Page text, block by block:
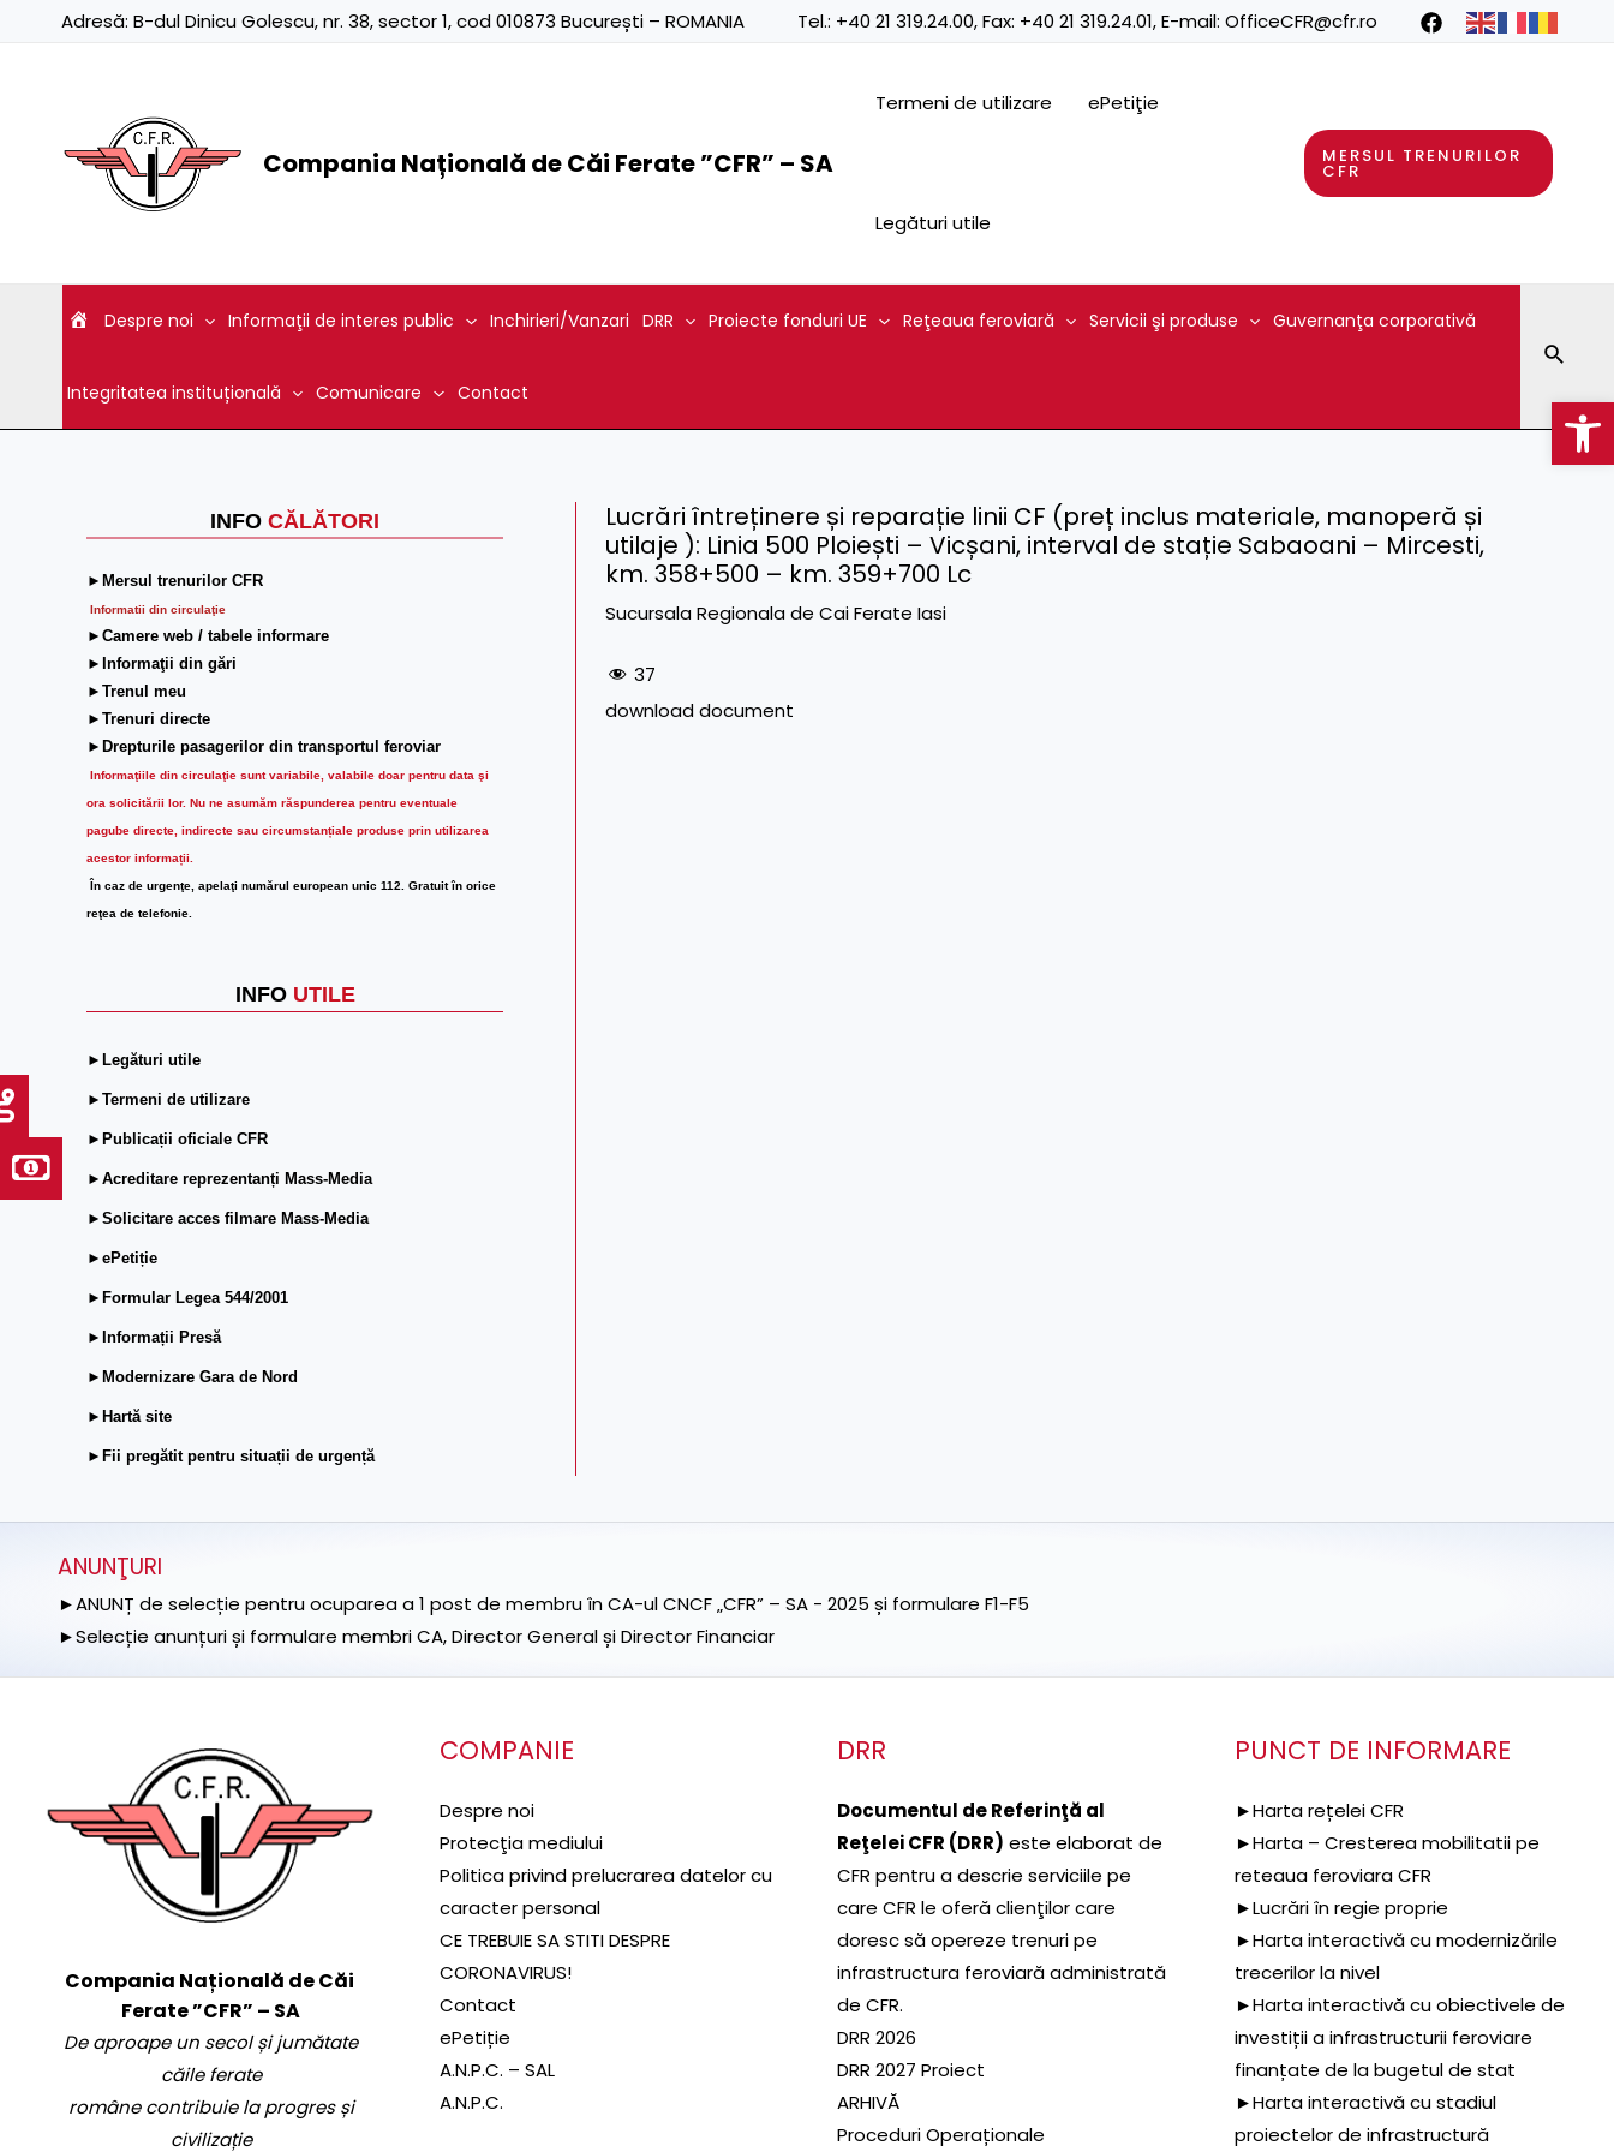
Adresă: B-dul Dinicu Golescu, nr. 38, sector 1, cod 010873 București – ROMANIA Tel.: +40 21 319.24.00, Fax: +40 21 319.24.01, E-mail: OfficeCFR@cfr.ro
Compania Națională de Căi Ferate ”CFR” – SA
Termeni de utilizare ePetiţie
Legături utile
MERSUL TRENURILOR
CFR
Despre noi Informaţii de interes public Inchirieri/Vanzari DRR Proiecte fonduri UE Reţeaua feroviară Servicii şi produse Guvernanţa corporativă
Integritatea instituțională Comunicare Contact
INFO CĂLĂTORI
►Mersul trenurilor CFR
Informatii din circulaţie
►Camere web / tabele informare
►Informaţii din gări
►Trenul meu
►Trenuri directe
►Drepturile pasagerilor din transportul feroviar
Informaţiile din circulaţie sunt variabile, valabile doar pentru data şi
ora solicitării lor. Nu ne asumăm răspunderea pentru eventuale
pagube directe, indirecte sau circumstanțiale produse prin utilizarea
acestor informații.
În caz de urgenţe, apelaţi numărul european unic 112. Gratuit în orice
reţea de telefonie.
INFO UTILE
►Legături utile
►Termeni de utilizare
►Publicații oficiale CFR
►Acreditare reprezentanți Mass-Media
►Solicitare acces filmare Mass-Media
►ePetiție
►Formular Legea 544/2001
►Informații Presă
►Modernizare Gara de Nord
►Hartă site
►Fii pregătit pentru situații de urgență
Lucrări întreținere și reparație linii CF (preț inclus materiale, manoperă și
utilaje ): Linia 500 Ploiești – Vicșani, interval de stație Sabaoani – Mircesti,
km. 358+500 – km. 359+700 Lc
Sucursala Regionala de Cai Ferate Iasi
37
download document
ANUNŢURI
►ANUNȚ de selecție pentru ocuparea a 1 post de membru în CA-ul CNCF „CFR” – SA - 2025 și formulare F1-F5
►Selecție anunțuri și formulare membri CA, Director General și Director Financiar
Compania Națională de Căi
Ferate ”CFR” – SA
De aproape un secol și jumătate
căile ferate
române contribuie la progres și
civilizație
COMPANIE
Despre noi
Protecţia mediului
Politica privind prelucrarea datelor cu
caracter personal
CE TREBUIE SA STITI DESPRE
CORONAVIRUS!
Contact
ePetiție
A.N.P.C. – SAL
A.N.P.C.
DRR
Documentul de Referinţă al
Reţelei CFR (DRR) este elaborat de
CFR pentru a descrie serviciile pe
care CFR le oferă clienţilor care
doresc să opereze trenuri pe
infrastructura feroviară administrată
de CFR.
DRR 2026
DRR 2027 Proiect
ARHIVĂ
Proceduri Operaționale
PUNCT DE INFORMARE
►Harta rețelei CFR
►Harta – Cresterea mobilitatii pe
reteaua feroviara CFR
►Lucrări în regie proprie
►Harta interactivă cu modernizările
trecerilor la nivel
►Harta interactivă cu obiectivele de
investiții a infrastructurii feroviare
finanțate de la bugetul de stat
►Harta interactivă cu stadiul
proiectelor de infrastructură